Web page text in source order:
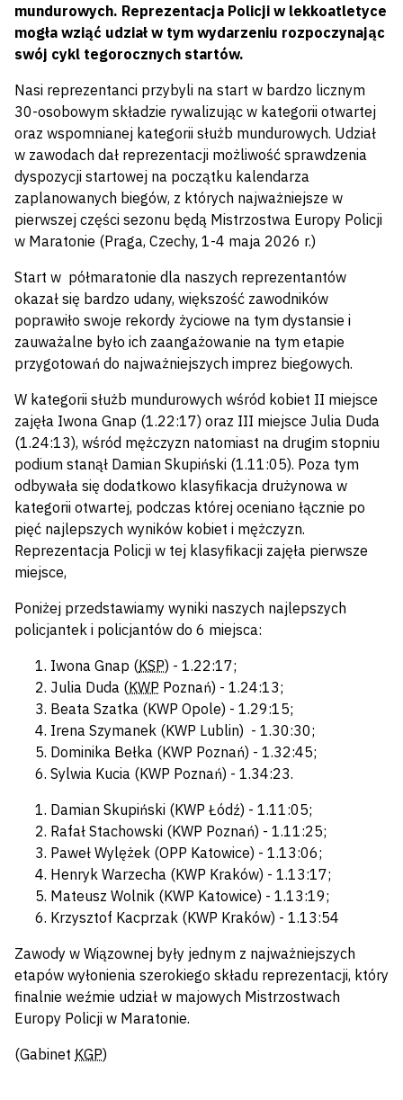
mundurowych. Reprezentacja Policji w lekkoatletyce
mogła wziąć udział w tym wydarzeniu rozpoczynając
swój cykl tegorocznych startów.
Nasi reprezentanci przybyli na start w bardzo licznym
30-osobowym składzie rywalizując w kategorii otwartej
oraz wspomnianej kategorii służb mundurowych. Udział
w zawodach dał reprezentacji możliwość sprawdzenia
dyspozycji startowej na początku kalendarza
zaplanowanych biegów, z których najważniejsze w
pierwszej części sezonu będą Mistrzostwa Europy Policji
w Maratonie (Praga, Czechy, 1-4 maja 2026 r.)
Start w półmaratonie dla naszych reprezentantów
okazał się bardzo udany, większość zawodników
poprawiło swoje rekordy życiowe na tym dystansie i
zauważalne było ich zaangażowanie na tym etapie
przygotowań do najważniejszych imprez biegowych.
W kategorii służb mundurowych wśród kobiet II miejsce
zajęła Iwona Gnap (1.22:17) oraz III miejsce Julia Duda
(1.24:13), wśród mężczyzn natomiast na drugim stopniu
podium stanął Damian Skupiński (1.11:05). Poza tym
odbywała się dodatkowo klasyfikacja drużynowa w
kategorii otwartej, podczas której oceniano łącznie po
pięć najlepszych wyników kobiet i mężczyzn.
Reprezentacja Policji w tej klasyfikacji zajęła pierwsze
miejsce,
Poniżej przedstawiamy wyniki naszych najlepszych
policjantek i policjantów do 6 miejsca:
Iwona Gnap (KSP) - 1.22:17;
Julia Duda (KWP Poznań) - 1.24:13;
Beata Szatka (KWP Opole) - 1.29:15;
Irena Szymanek (KWP Lublin) - 1.30:30;
Dominika Bełka (KWP Poznań) - 1.32:45;
Sylwia Kucia (KWP Poznań) - 1.34:23.
Damian Skupiński (KWP Łódź) - 1.11:05;
Rafał Stachowski (KWP Poznań) - 1.11:25;
Paweł Wylężek (OPP Katowice) - 1.13:06;
Henryk Warzecha (KWP Kraków) - 1.13:17;
Mateusz Wolnik (KWP Katowice) - 1.13:19;
Krzysztof Kacprzak (KWP Kraków) - 1.13:54
Zawody w Wiązownej były jednym z najważniejszych
etapów wyłonienia szerokiego składu reprezentacji, który
finalnie weźmie udział w majowych Mistrzostwach
Europy Policji w Maratonie.
(Gabinet KGP)